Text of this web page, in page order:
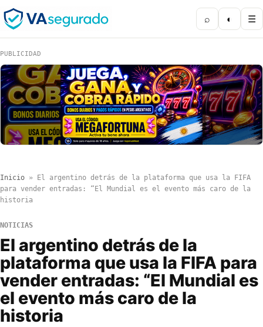
⌕ ◐ ☰
PUBLICIDAD
Inicio »
El argentino detrás de la plataforma que usa la FIFA
para vender entradas: “El Mundial es el evento más caro de la
historia
NOTICIAS
El argentino detrás de la
plataforma que usa la FIFA para
vender entradas: “El Mundial es
el evento más caro de la
historia